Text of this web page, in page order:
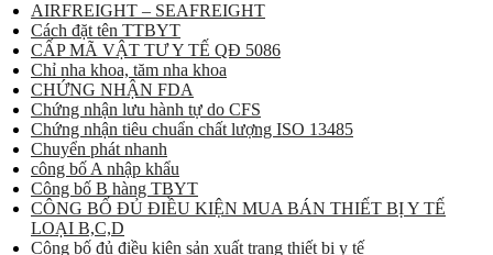
AIRFREIGHT – SEAFREIGHT
Cách đặt tên TTBYT
CẤP MÃ VẬT TƯ Y TẾ QĐ 5086
Chỉ nha khoa, tăm nha khoa
CHỨNG NHẬN FDA
Chứng nhận lưu hành tự do CFS
Chứng nhận tiêu chuẩn chất lượng ISO 13485
Chuyển phát nhanh
công bố A nhập khẩu
Công bố B hàng TBYT
CÔNG BỐ ĐỦ ĐIỀU KIỆN MUA BÁN THIẾT BỊ Y TẾ
LOẠI B,C,D
Công bố đủ điều kiện sản xuất trang thiết bị y tế